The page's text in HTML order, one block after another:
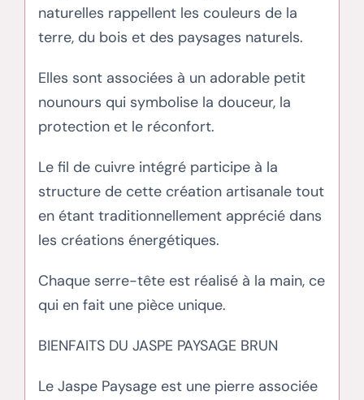
naturelles rappellent les couleurs de la
terre, du bois et des paysages naturels.
Elles sont associées à un adorable petit
nounours qui symbolise la douceur, la
protection et le réconfort.
Le fil de cuivre intégré participe à la
structure de cette création artisanale tout
en étant traditionnellement apprécié dans
les créations énergétiques.
Chaque serre-tête est réalisé à la main, ce
qui en fait une pièce unique.
BIENFAITS DU JASPE PAYSAGE BRUN
Le Jaspe Paysage est une pierre associée